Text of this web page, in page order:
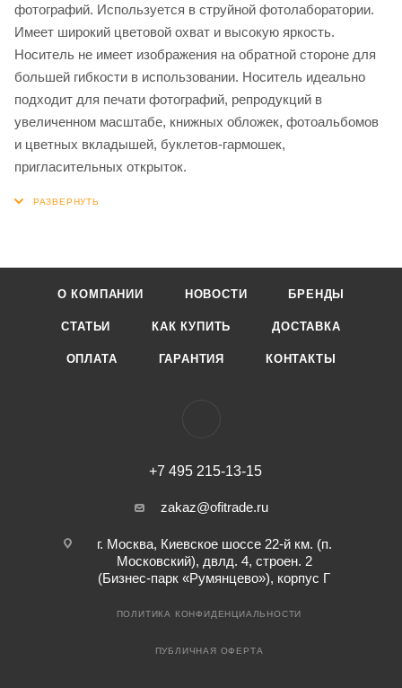
фотографий. Используется в струйной фотолаборатории.
Имеет широкий цветовой охват и высокую яркость.
Носитель не имеет изображения на обратной стороне для
большей гибкости в использовании. Носитель идеально
подходит для печати фотографий, репродукций в
увеличенном масштабе, книжных обложек, фотоальбомов
и цветных вкладышей, буклетов-гармошек,
пригласительных открыток.
О КОМПАНИИ НОВОСТИ БРЕНДЫ
СТАТЬИ КАК КУПИТЬ ДОСТАВКА
ОПЛАТА ГАРАНТИЯ КОНТАКТЫ
+7 495 215-13-15
zakaz@ofitrade.ru
г. Москва, Киевское шоссе 22-й км. (п.
Московский), двлд. 4, строен. 2
(Бизнес-парк «Румянцево»), корпус Г
ПОЛИТИКА КОНФИДЕНЦИАЛЬНОСТИ
ПУБЛИЧНАЯ ОФЕРТА